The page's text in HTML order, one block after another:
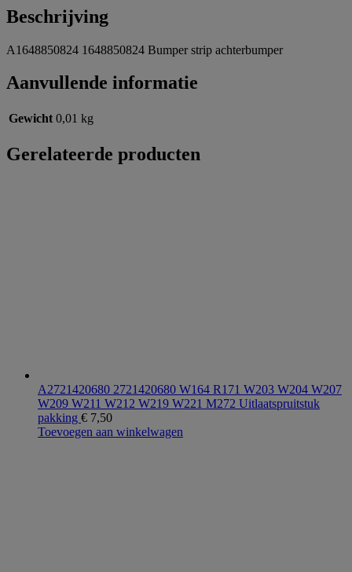
Beschrijving
A1648850824 1648850824 Bumper strip achterbumper
Aanvullende informatie
Gewicht 0,01 kg
Gerelateerde producten
A2721420680 2721420680 W164 R171 W203 W204 W207
W209 W211 W212 W219 W221 M272 Uitlaatspruitstuk
pakking € 7,50
Toevoegen aan winkelwagen